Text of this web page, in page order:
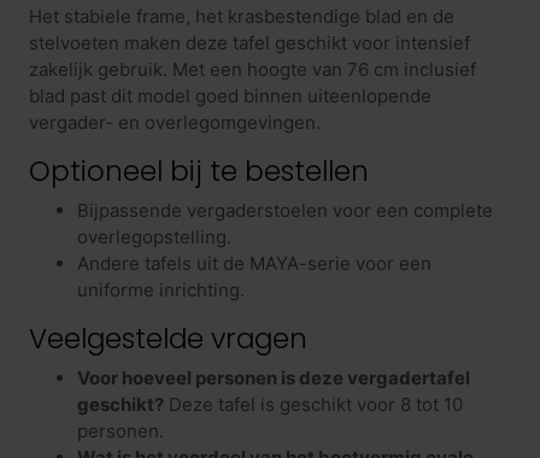
Het stabiele frame, het krasbestendige blad en de
stelvoeten maken deze tafel geschikt voor intensief
zakelijk gebruik. Met een hoogte van 76 cm inclusief
blad past dit model goed binnen uiteenlopende
vergader- en overlegomgevingen.
Optioneel bij te bestellen
Bijpassende vergaderstoelen voor een complete
overlegopstelling.
Andere tafels uit de MAYA-serie voor een
uniforme inrichting.
Veelgestelde vragen
Voor hoeveel personen is deze vergadertafel
geschikt? Deze tafel is geschikt voor 8 tot 10
personen.